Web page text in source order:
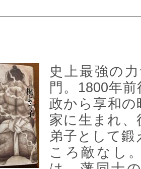
史上最強の
門。 1800年前
政から享和の
家に生まれ、
弟子として
ころ敵なし